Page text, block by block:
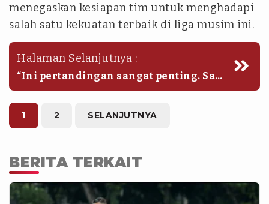
menegaskan kesiapan tim untuk menghadapi
salah satu kekuatan terbaik di liga musim ini.
Halaman Selanjutnya :
“Ini pertandingan sangat penting. Saya
akan berusaha bermain lebih bagus
lagi. Apalagi Borneo FC tim bagus
dengan materi pemain mumpuni. Ini
tantangan bagi tim untuk meraih tiga
1 2 SELANJUTNYA
BERITA TERKAIT